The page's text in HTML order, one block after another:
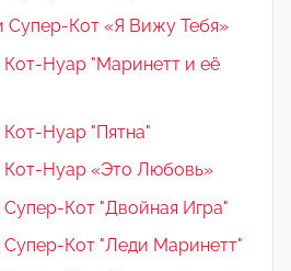
Супер-Кот «Я Вижу Тебя»
Нуар "Маринетт и её
Нуар "Пятна"
Кот-Нуар «Это Любовь»
Кот "Двойная Игра"
Кот "Леди Маринетт"